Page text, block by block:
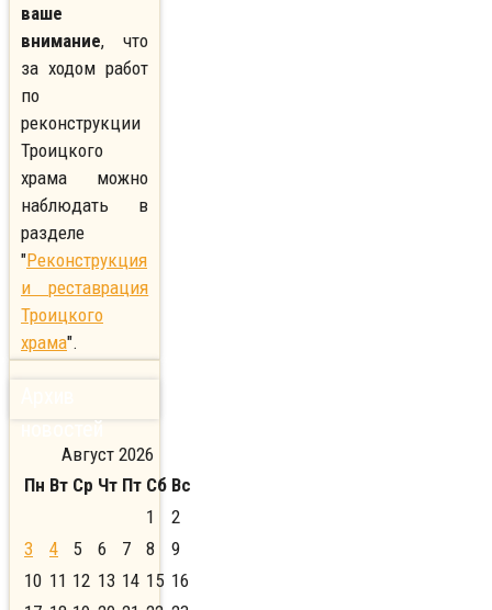
ваше
внимание, что
за ходом работ
по
реконструкции
Троицкого
храма можно
наблюдать в
разделе
"Реконструкция
и реставрация
Троицкого
храма".
новостей
Август 2026
Пн Вт Ср Чт Пт Сб Вс
1
2
3
4 5 6 7 8
9
10 11 12 13 14 15 16